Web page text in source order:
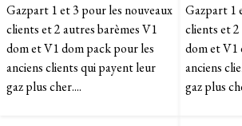
Gazpart 1 et 3 pour les nouveaux
clients et 2 autres barèmes V1
dom et V1 dom pack pour les
anciens clients qui payent leur
gaz plus cher....
Gazpart 1
clients et
dom et V1
anciens
gaz plus